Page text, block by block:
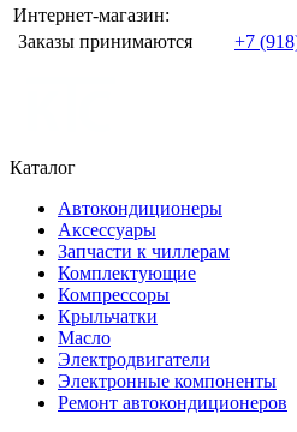
Интернет-магазин:
Заказы принимаются
+7
Каталог
Автокондиционеры
Аксессуары
Запчасти к чиллерам
Комплектующие
Компрессоры
Крыльчатки
Масло
Электродвигатели
Электронные компоненты
Ремонт автокондиционеров